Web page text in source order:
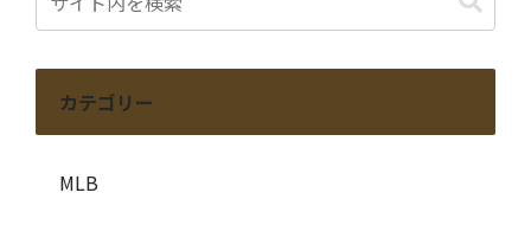
カテゴリー
MLB